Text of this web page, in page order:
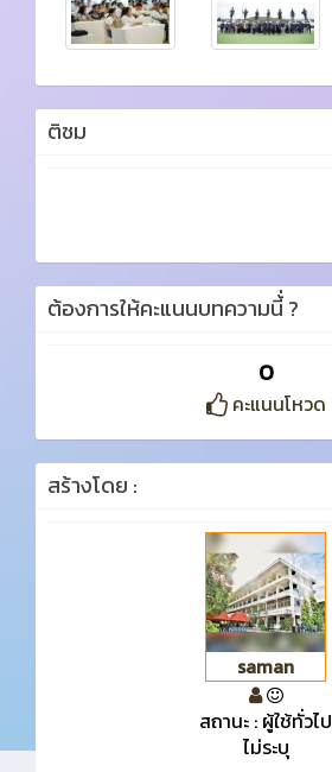
ติชม
ต้องการให้คะแนนบทความนี้่ ?
0
คะแนนโหวด
สร้างโดย :
saman
สถานะ : ผู้ใช้ทั่วไป
ไม่ระบุ